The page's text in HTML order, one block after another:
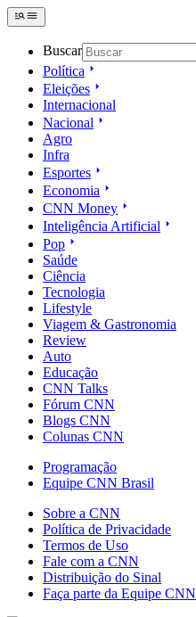
Buscar
Política
Eleições
Internacional
Nacional
Agro
Infra
Esportes
Economia
CNN Money
Inteligência Artificial
Pop
Saúde
Ciência
Tecnologia
Lifestyle
Viagem & Gastronomia
Review
Auto
Educação
CNN Talks
Fórum CNN
Blogs CNN
Colunas CNN
Programação
Equipe CNN Brasil
Sobre a CNN
Política de Privacidade
Termos de Uso
Fale com a CNN
Distribuição do Sinal
Faça parte da Equipe CNN